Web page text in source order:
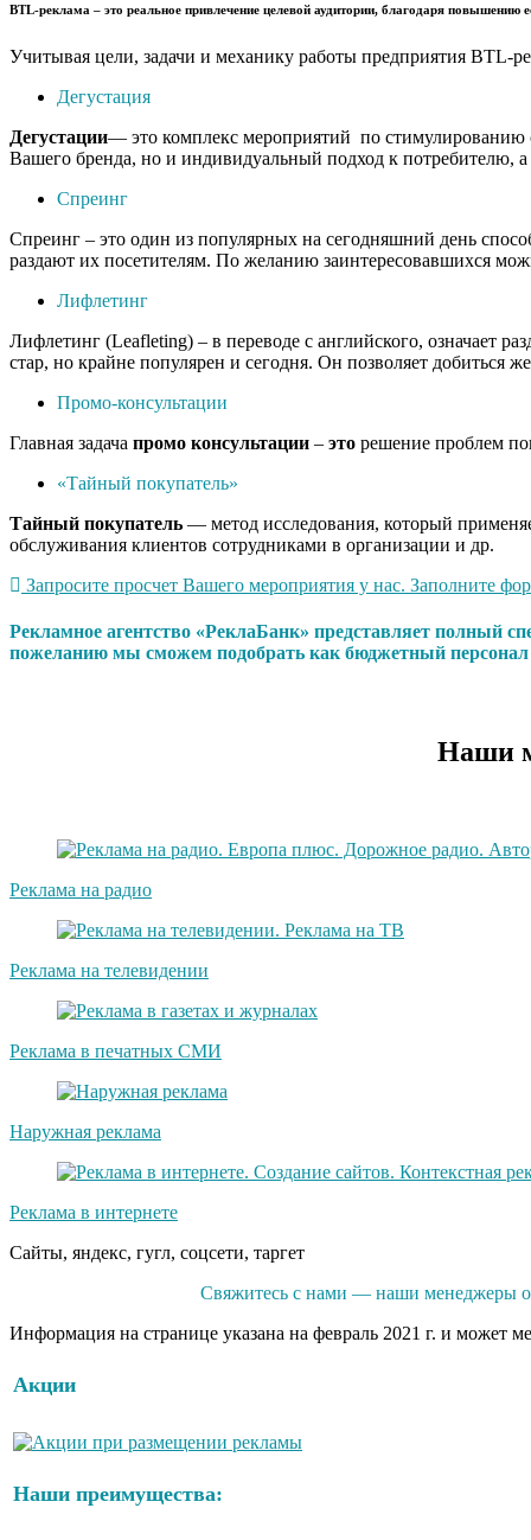
BTL-реклама – это реальное привлечение целевой аудитории, благодаря
Учитывая цели, задачи и механику работы предприятия BTL-
Дегустация
Дегустации— это комплекс мероприятий по стимулированию
Вашего бренда, но и индивидуальный подход к потребителю, а
Спреинг
Спреинг – это один из популярных на сегодняшний день
раздают их посетителям. По желанию заинтересовавшихся
Лифлетинг
Лифлетинг (Leafleting) – в переводе с английского, означает
стар, но крайне популярен и сегодня. Он позволяет добиться
Промо-консультации
Главная задача промо консультации – это решение проблем
«Тайный покупатель»
Тайный покупатель — метод исследования, который
обслуживания клиентов сотрудниками в организации и др.
Запросите просчет Вашего мероприятия у нас. Заполните
Рекламное агентство «РеклаБанк» представляет
пожеланию мы сможем подобрать как бюджетный персонал
Наши
Реклама на радио
Реклама на телевидении
Реклама в печатных СМИ
Наружная реклама
Реклама в интернете
Сайты, яндекс, гугл, соцсети, таргет
Свяжитесь с нами — наши менеджеры
Информация на странице указана на февраль 2021 г. и может
Акции
Наши преимущества: